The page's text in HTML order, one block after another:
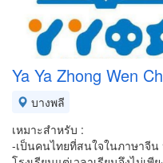
Ya Ya Zhong Wen
บางพลี
เหมาะสำหรับ :
-เป็นคนไทยที่สนใจในภาษาจีน